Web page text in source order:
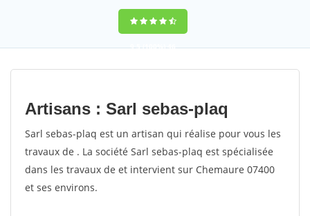
9,5(100%)46
votes
Artisans : Sarl sebas-plaq
Sarl sebas-plaq est un artisan qui réalise pour vous les
travaux de . La société Sarl sebas-plaq est spécialisée
dans les travaux de et intervient sur Chemaure 07400
et ses environs.